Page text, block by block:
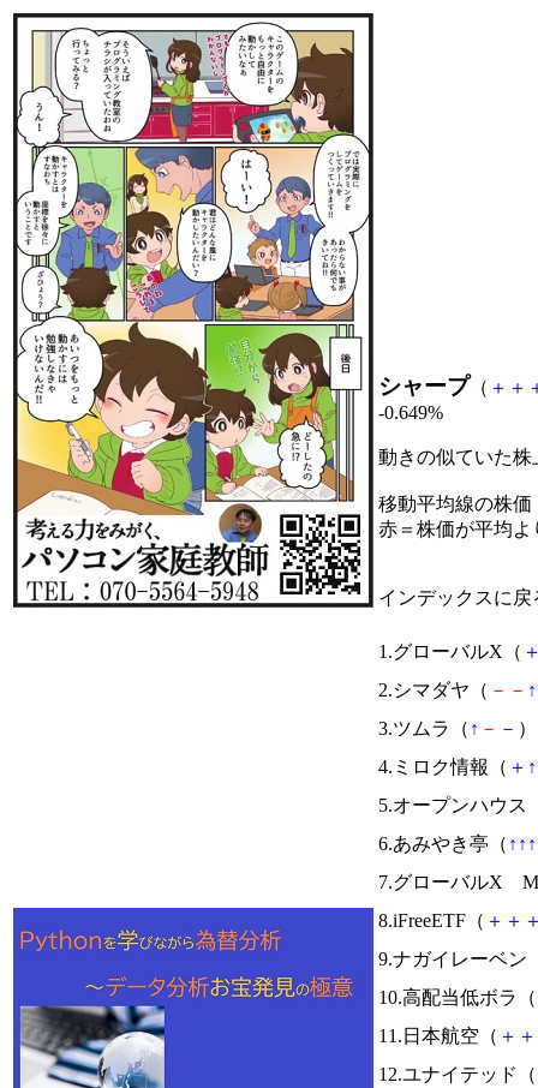
シャープ （ ＋ ＋
-0.649%
動きの似ていた
移動平均線の株価
赤＝株価が平均
インデックスに戻
1.グローバルX（
2.シマダヤ（ － － ↑
3.ツムラ（ ↑ － －
4.ミロク情報（ ＋ ↑
5.オープンハウス
6.あみやき亭（ ↑ ↑ ↑
7.グローバルX
8.iFreeETF（ ＋ ＋
9.ナガイレーベン
10.高配当低ボラ（
11.日本航空（ ＋ ＋
12.ユナイテッド（